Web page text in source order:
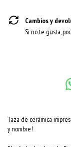
Cambios y
Si no te gusta,
Taza de cerámica
y nombre!